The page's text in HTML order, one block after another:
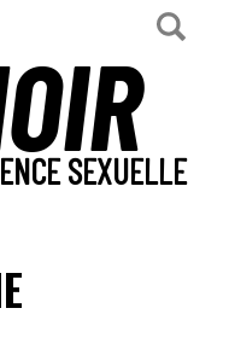
SEXUELLE